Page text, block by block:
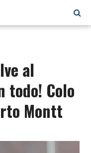
al
todo! Colo
Montt